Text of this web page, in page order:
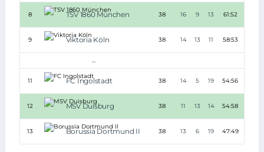
8 TSV 1860 München 38 16 9 13 61:52
9 Viktoria Köln 38 14 13 11 58:53
...
11 FC Ingolstadt 38 14 5 19 54:56
12 MSV Duisburg 38 11 13 14 54:58
13 Borussia Dortmund II 38 13 6 19 47:49